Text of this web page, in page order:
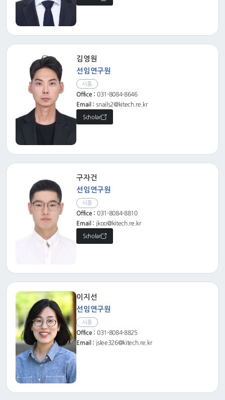
김영원
선임연구원
시흥
Office : 031-8084-8646
Email : snails2@kitech.re.kr
Scholar
구자건
선임연구원
시흥
Office : 031-8084-8810
Email : jkoo@kitech.re.kr
Scholar
이지선
선임연구원
시흥
Office : 031-8084-8825
Email : jslee326@kitech.re.kr